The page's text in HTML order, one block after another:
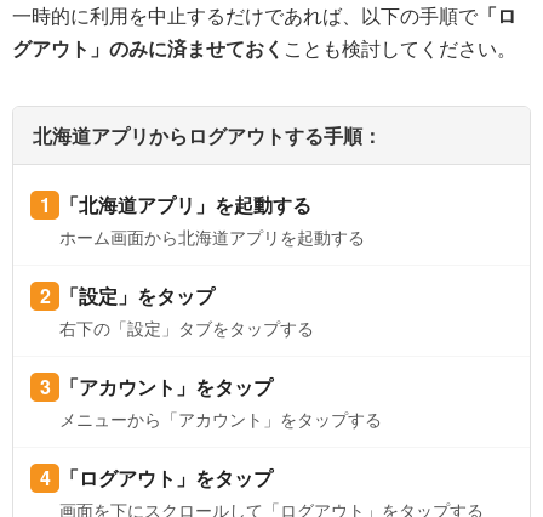
一時的に利用を中止するだけであれば、以下の手順で 「ロ
グアウト」のみに済ませておく ことも検討してください。
北海道アプリからログアウトする手順：
「北海道アプリ」を起動する
ホーム画面から北海道アプリを起動する
「設定」をタップ
右下の「設定」タブをタップする
「アカウント」をタップ
メニューから「アカウント」をタップする
「ログアウト」をタップ
画面を下にスクロールして「ログアウト」をタップする